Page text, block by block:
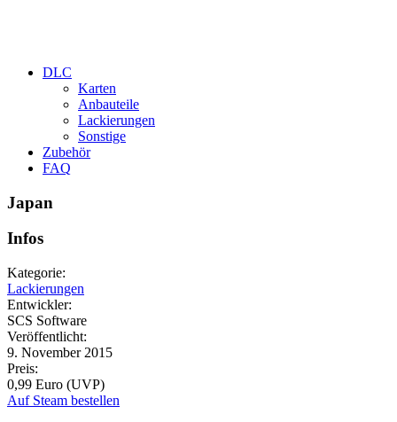
DLC
Karten
Anbauteile
Lackierungen
Sonstige
Zubehör
FAQ
Japan
Infos
Kategorie:
Lackierungen
Entwickler:
SCS Software
Veröffentlicht:
9. November 2015
Preis:
0,99 Euro (UVP)
Auf Steam bestellen